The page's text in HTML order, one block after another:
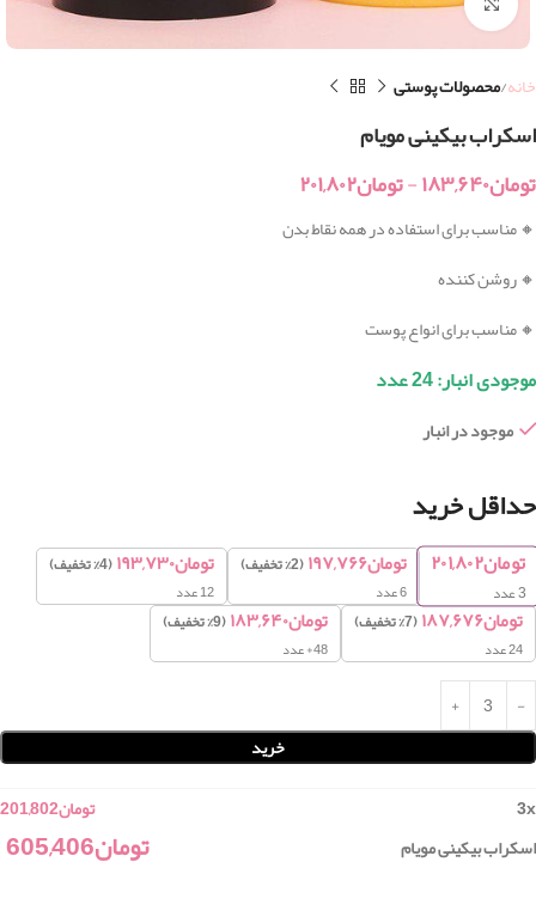
خانه محصولات پوستی
اسکراب بیکینی مویام
تومان۱۸۳,۶۴۰-تومان۲۰۱,۸۰۲
🔸 مناسب برای استفاده در همه نقاط بدن
🔸 روشن کننده
🔸 مناسب برای انواع پوست
موجودی انبار: 24 عدد
موجود در انبار
حداقل خرید
تومان۲۰۱,۸۰۲
3عدد
تومان۱۹۷,۷۶۶(2% تخفیف)
6 عدد
تومان۱۹۳,۷۳۰(4% تخفیف)
12 عدد
تومان۱۸۷,۶۷۶(7% تخفیف)
24 عدد
تومان۱۸۳,۶۴۰(9% تخفیف)
48+ عدد
خرید
3x تومان201,802
اسکراب بیکینی مویام
تومان605,406